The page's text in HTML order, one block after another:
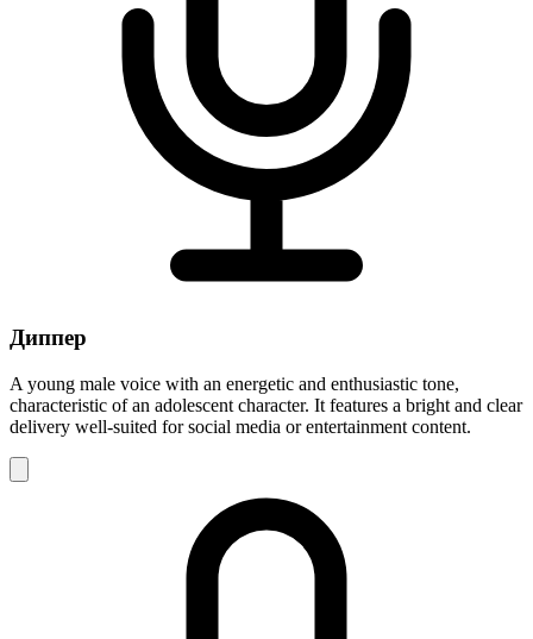
Диппер
A young male voice with an energetic and enthusiastic tone,
characteristic of an adolescent character. It features a bright and clear
delivery well-suited for social media or entertainment content.